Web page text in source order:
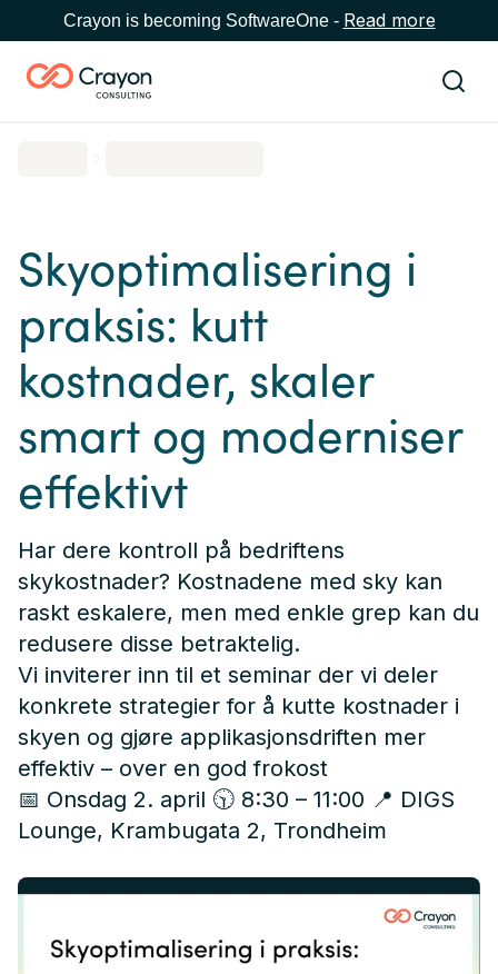
Crayon is becoming SoftwareOne - Read more
Skyoptimalisering i
praksis: kutt
kostnader, skaler
smart og moderniser
effektivt
Har dere kontroll på bedriftens
skykostnader? Kostnadene med sky kan
raskt eskalere, men med enkle grep kan du
redusere disse betraktelig.
Vi inviterer inn til et seminar der vi deler
konkrete strategier for å kutte kostnader i
skyen og gjøre applikasjonsdriften mer
effektiv – over en god frokost
📅 Onsdag 2. april 🕥 8:30 – 11:00 📍 DIGS
Lounge, Krambugata 2, Trondheim